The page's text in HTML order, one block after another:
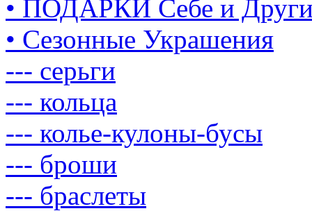
• ПОДАРКИ Себе и
• Сезонные Украшения
--- серьги
--- кольца
--- колье-кулоны-бусы
--- броши
--- браслеты